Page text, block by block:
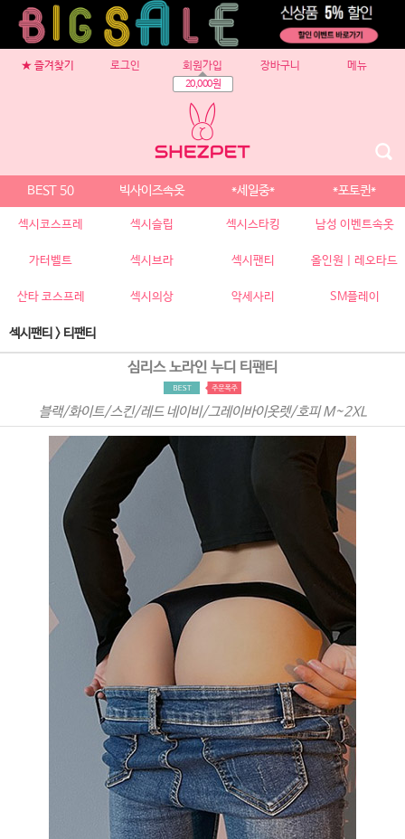
★ 즐겨찾기 로그인 회원가입
20,000원
장바구니 메뉴
BEST 50 빅사이즈속옷 *세일중* *포토퀸*
섹시코스프레 섹시슬립 섹시스타킹 남성 이벤트속옷
가터벨트 섹시브라 섹시팬티 올인원 | 레오타드
산타 코스프레 섹시의상 악세사리 SM플레이
섹시팬티 > 티팬티
심리스 노라인 누디 티팬티
블랙/화이트/스킨/레드 네이비/그레이바이옷렛/호피 M~2XL